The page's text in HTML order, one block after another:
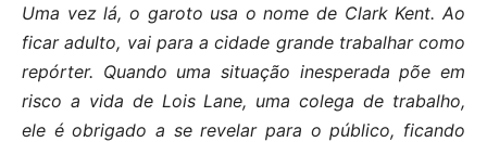
Uma vez lá, o garoto usa o nome de Clark Kent. Ao
ficar adulto, vai para a cidade grande trabalhar como
repórter. Quando uma situação inesperada põe em
risco a vida de Lois Lane, uma colega de trabalho,
ele é obrigado a se revelar para o público, ficando